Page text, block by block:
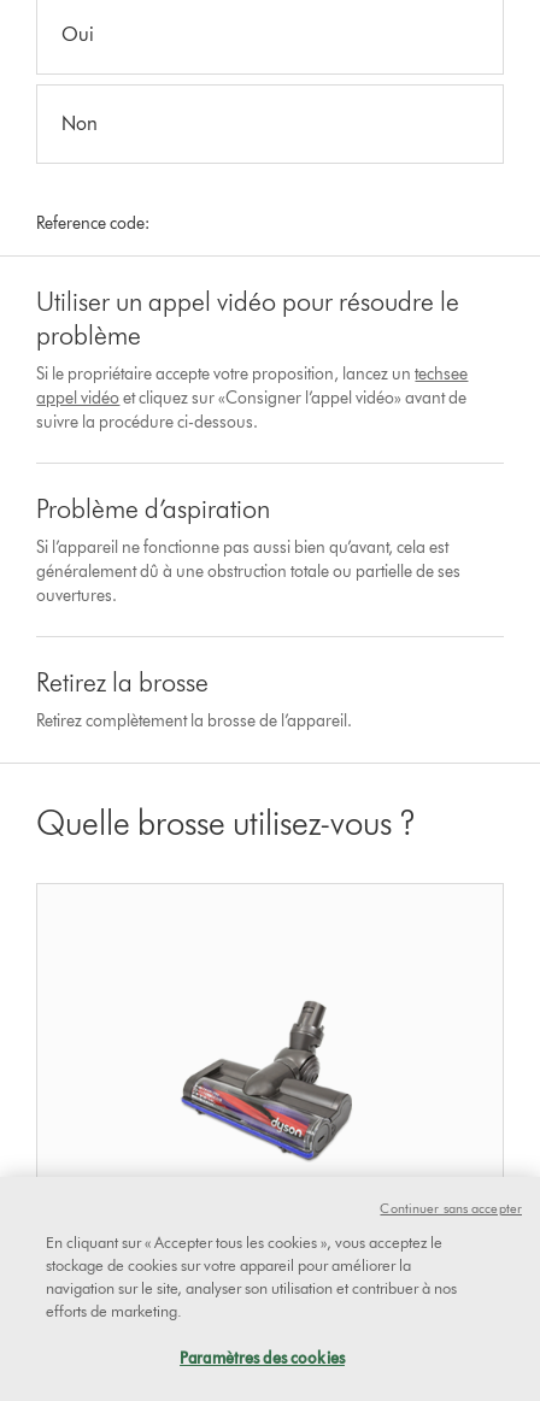
Oui
Non
Reference code:
Utiliser un appel vidéo pour résoudre le
problème
Si le propriétaire accepte votre proposition, lancez untechsee
appel vidéoet cliquez sur «Consigner l’appel vidéo» avant de
suivre la procédure ci-dessous.
Problème d’aspiration
Si l’appareil ne fonctionne pas aussi bien qu’avant, cela est
généralement dû à une obstruction totale ou partielle de ses
ouvertures.
Retirez la brosse
Retirez complètement la brosse de l’appareil.
Quelle brosse utilisez-vous ?
Brosse Motorhead
En cliquant sur « Accepter tous les cookies », vous acceptez le
stockage de cookies sur votre appareil pour améliorer la
navigation sur le site, analyser son utilisation et contribuer à nos
efforts de marketing.
Paramètres des cookies
Continuer sans accepter